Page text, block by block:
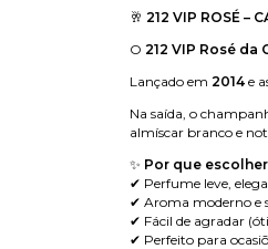
🥂 212 VIP ROSÉ –
O 212 VIP Rosé da
Lançado em 2014 e
Na saída, o
almíscar branco e
✨ Por que escolher
✔ Perfume leve,
✔ Aroma moderno e
✔ Fácil de agradar
✔ Perfeito para